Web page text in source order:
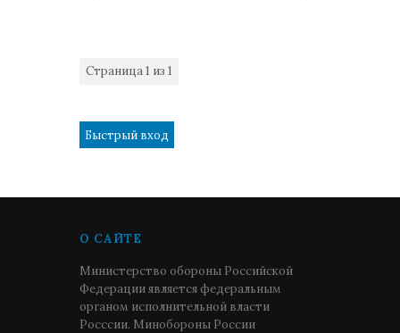
Страница1 из 1
О САЙТЕ
Министерство обороны Российской
Федерации является федеральным
органом исполнительной власти
Росссии. Минобороны России